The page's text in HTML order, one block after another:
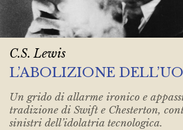
C.S. Lewis
L’ABOLIZIONE
Un grido di allarme ironico e
tradizione di Swift e Chesterton,
sinistri dell’idolatria tecnologica.